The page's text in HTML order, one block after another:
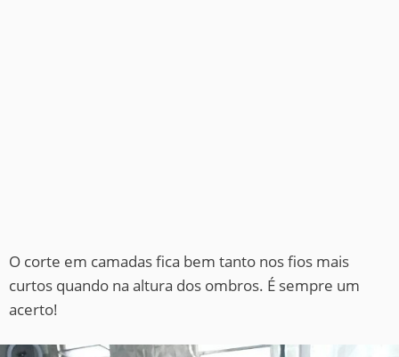
O corte em camadas fica bem tanto nos fios mais
curtos quando na altura dos ombros. É sempre um
acerto!